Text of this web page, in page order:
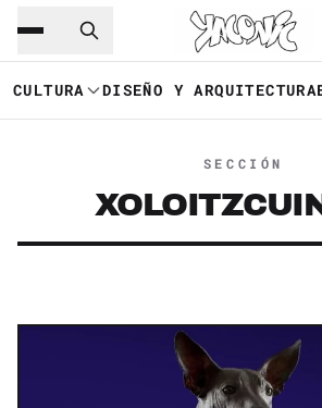
Saltar al contenido principal
CULTURA DISEÑO Y ARQUITECTURA
SECCIÓN